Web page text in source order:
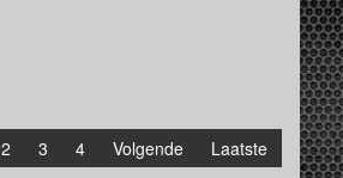
2 3 4 Volgende Laatste